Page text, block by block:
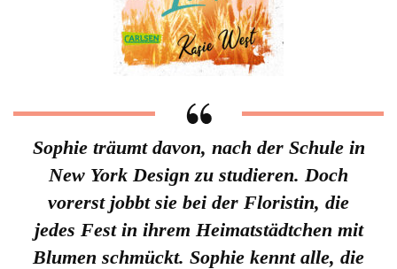
Sophie träumt davon, nach der Schule in
New York Design zu studieren. Doch
vorerst jobbt sie bei der Floristin, die
jedes Fest in ihrem Heimatstädtchen mit
Blumen schmückt. Sophie kennt alle, die